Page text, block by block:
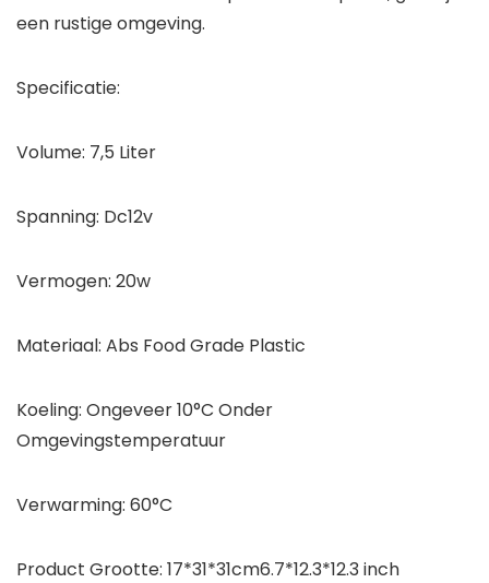
een rustige omgeving.
Specificatie:
Volume: 7,5 Liter
Spanning: Dc12v
Vermogen: 20w
Materiaal: Abs Food Grade Plastic
Koeling: Ongeveer 10°C Onder
Omgevingstemperatuur
Verwarming: 60°C
Product Grootte: 17*31*31cm6.7*12.3*12.3 inch